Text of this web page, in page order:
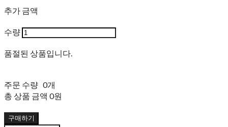
추가 금액
수량
품절된 상품입니다.
주문 수량 0개
총 상품 금액 0원
구매하기